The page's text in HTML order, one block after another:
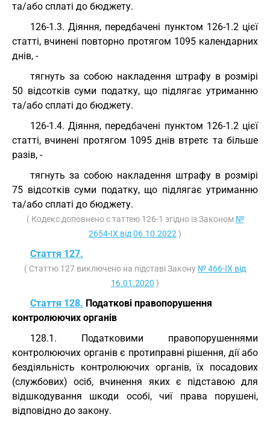
та/або сплаті до бюджету.
126-1.3. Діяння, передбачені пунктом 126-1.2 цієї
статті, вчинені повторно протягом 1095 календарних
днів, -
тягнуть за собою накладення штрафу в розмірі
50 відсотків суми податку, що підлягає утриманню
та/або сплаті до бюджету.
126-1.4. Діяння, передбачені пунктом 126-1.2 цієї
статті, вчинені протягом 1095 днів втретє та більше
разів, -
тягнуть за собою накладення штрафу в розмірі
75 відсотків суми податку, що підлягає утриманню
та/або сплаті до бюджету.
( Кодекс доповнено с таттею 126-1 згідно із Законом №
2654-IX від 06.10.2022 )
Стаття 127.
( Статтю 127 виключено на підставі Закону № 466-IX від
16.01.2020 )
Стаття 128. Податкові правопорушення
контролюючих органів
128.1. Податковими правопорушеннями
контролюючих органів є протиправні рішення, дії або
бездіяльність контролюючих органів, їх посадових
(службових) осіб, вчинення яких є підставою для
відшкодування шкоди особі, чиї права порушені,
відповідно до закону.